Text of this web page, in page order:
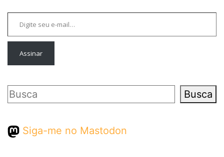
Digite seu e-mail…
Assinar
Pesquisar Busca
Siga-me no Mastodon